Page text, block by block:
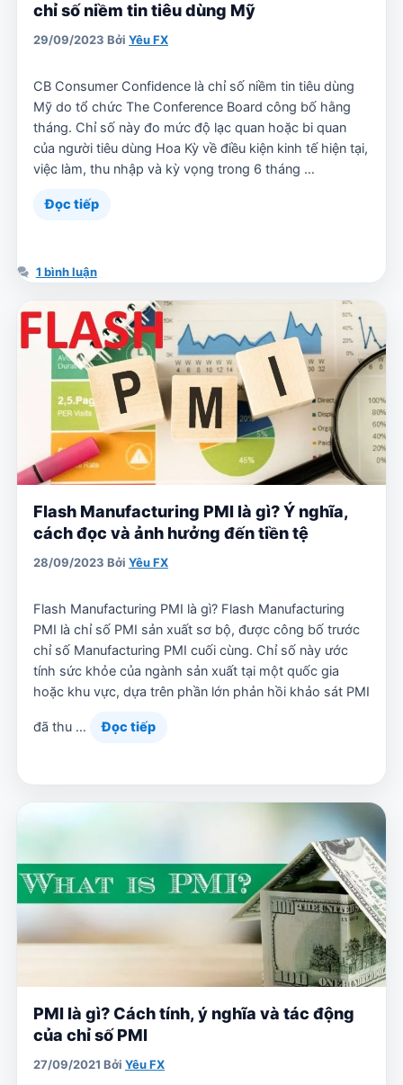
chỉ số niềm tin tiêu dùng Mỹ
29/09/2023 Bởi Yêu FX
CB Consumer Confidence là chỉ số niềm tin tiêu dùng
Mỹ do tổ chức The Conference Board công bố hằng
tháng. Chỉ số này đo mức độ lạc quan hoặc bi quan
của người tiêu dùng Hoa Kỳ về điều kiện kinh tế hiện tại,
việc làm, thu nhập và kỳ vọng trong 6 tháng …
Đọc tiếp
1 bình luận
Flash Manufacturing PMI là gì? Ý nghĩa,
cách đọc và ảnh hưởng đến tiền tệ
28/09/2023 Bởi Yêu FX
Flash Manufacturing PMI là gì? Flash Manufacturing
PMI là chỉ số PMI sản xuất sơ bộ, được công bố trước
chỉ số Manufacturing PMI cuối cùng. Chỉ số này ước
tính sức khỏe của ngành sản xuất tại một quốc gia
hoặc khu vực, dựa trên phần lớn phản hồi khảo sát PMI
đã thu … Đọc tiếp
PMI là gì? Cách tính, ý nghĩa và tác động
của chỉ số PMI
27/09/2021 Bởi Yêu FX